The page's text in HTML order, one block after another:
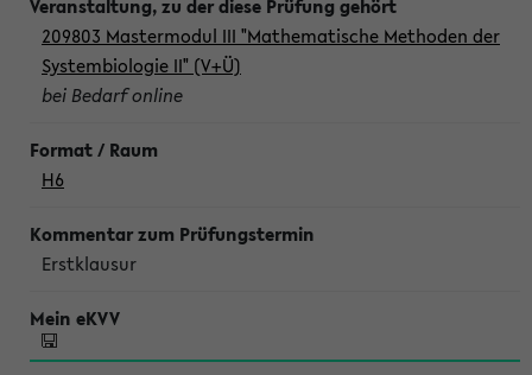
209803 Mastermodul III "Mathematische Methoden der
Systembiologie II" (V+Ü)
bei Bedarf online
H6
Erstklausur